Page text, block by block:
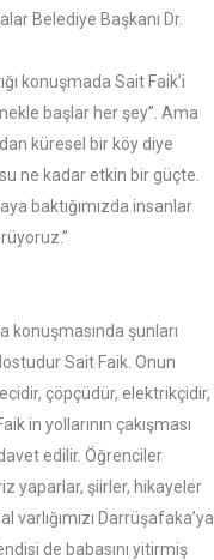
Belediye Başkanı Dr.
konuşmada Sait Faik’i
başlar her şey”. Ama
küresel bir köy diye
ne kadar etkin bir güçte.
baktığımızda insanlar
konuşmasında şunları
Sait Faik. Onun
çöpçüdür, elektrikçidir,
in yollarının çakışması
edilir. Öğrenciler
yaparlar, şiirler, hikayeler
Darrüşafaka’ya
de babasını yitirmiş